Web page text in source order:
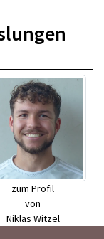
zum Profil
von
Niklas Witzel